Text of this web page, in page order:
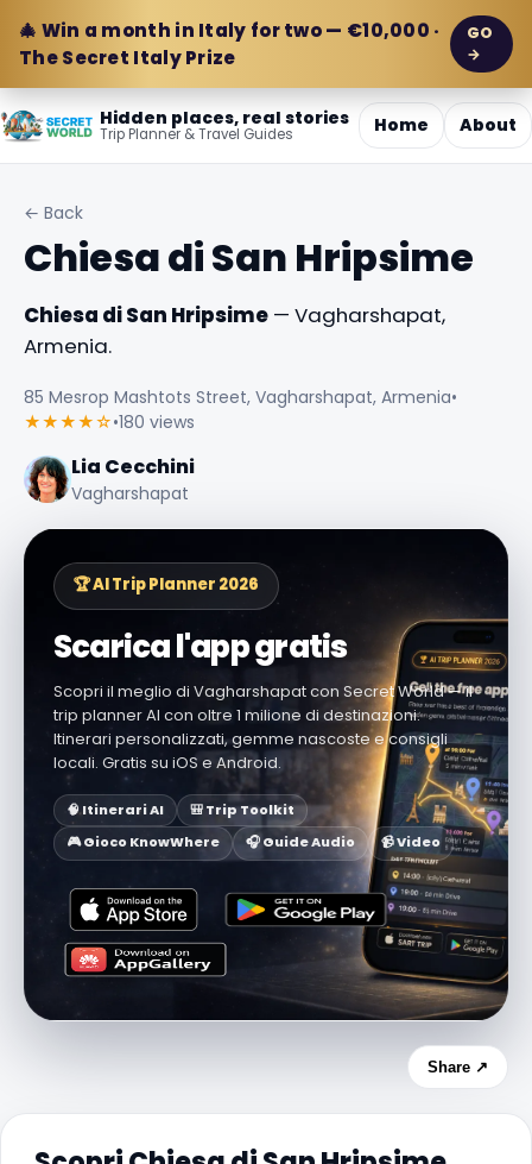
🎄 Win a month in Italy for two — €10,000 ·
The Secret Italy Prize
GO
→
Hidden places, real stories
Trip Planner & Travel Guides Home About
← Back
Chiesa di San Hripsime
Chiesa di San Hripsime — Vagharshapat,
Armenia.
85 Mesrop Mashtots Street, Vagharshapat, Armenia•
★★★★☆•180 views
Lia Cecchini
Vagharshapat
🏆 AI Trip Planner 2026
Scarica l'app gratis
Scopri il meglio di Vagharshapat con Secret World — il
trip planner AI con oltre 1 milione di destinazioni.
Itinerari personalizzati, gemme nascoste e consigli
locali. Gratis su iOS e Android.
🧠 Itinerari AI
🎒 Trip Toolkit
🎮 Gioco KnowWhere
🎧 Guide Audio 📹 Video
Share ↗